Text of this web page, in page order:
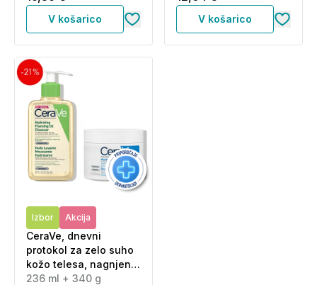
V košarico V košarico
Izbor Akcija
CeraVe, dnevni
protokol za zelo suho
kožo telesa, nagnjeno
k atopiji - olje in krema
236 ml + 340 g